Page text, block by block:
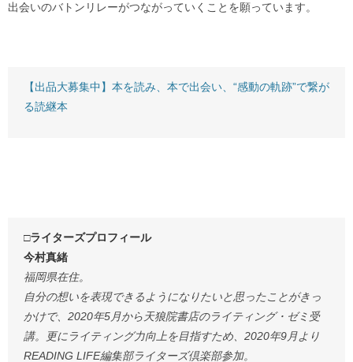
出会いのバトンリレーがつながっていくことを願っています。
【出品大募集中】本を読み、本で出会い、“感動の軌跡”で繋が
る読継本
□ライターズプロフィール
今村真緒
福岡県在住。
自分の想いを表現できるようになりたいと思ったことがきっ
かけで、2020年5月から天狼院書店のライティング・ゼミ受
講。更にライティング力向上を目指すため、2020年9月より
READING LIFE編集部ライターズ倶楽部参加。